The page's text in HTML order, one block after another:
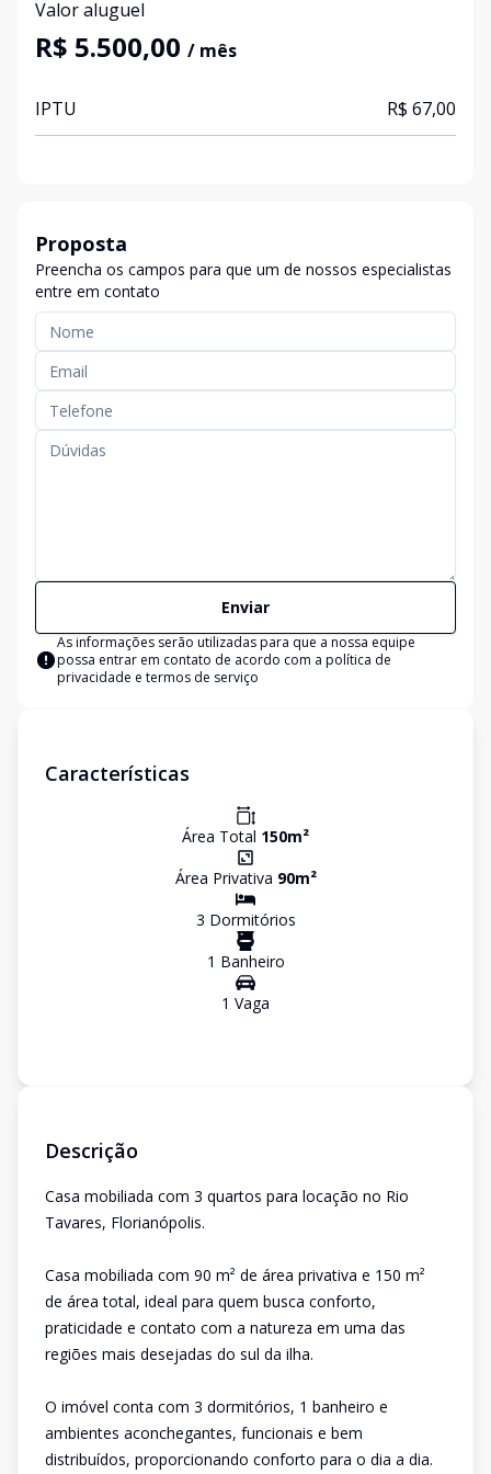
Valor aluguel
R$ 5.500,00 / mês
IPTU R$ 67,00
Proposta
Preencha os campos para que um de nossos especialistas
entre em contato
Enviar
As informações serão utilizadas para que a nossa equipe
possa entrar em contato de acordo com a política de
privacidade e termos de serviço
Características
Área Total 150m²
Área Privativa 90m²
3 Dormitórios
1 Banheiro
1 Vaga
Descrição
Casa mobiliada com 3 quartos para locação no Rio
Tavares, Florianópolis.
Casa mobiliada com 90 m² de área privativa e 150 m²
de área total, ideal para quem busca conforto,
praticidade e contato com a natureza em uma das
regiões mais desejadas do sul da ilha.
O imóvel conta com 3 dormitórios, 1 banheiro e
ambientes aconchegantes, funcionais e bem
distribuídos, proporcionando conforto para o dia a dia.